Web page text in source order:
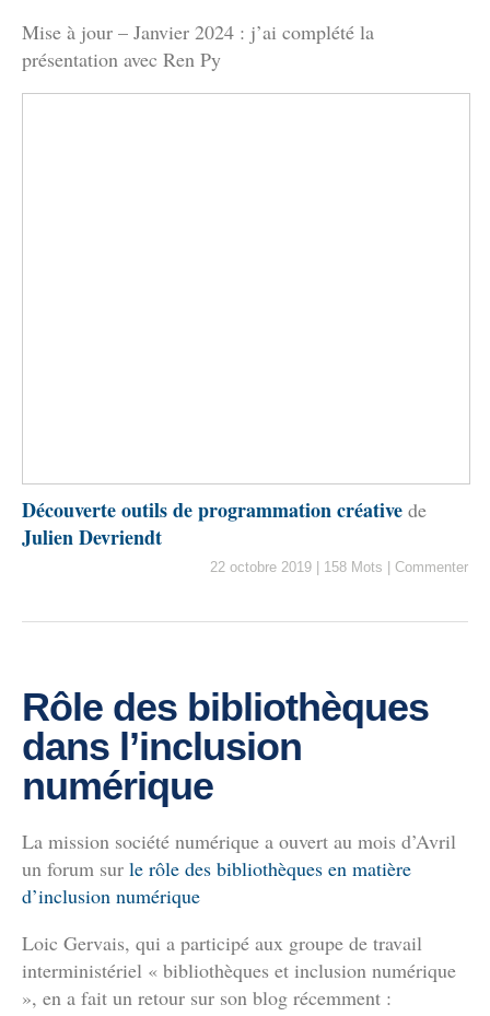
Mise à jour – Janvier 2024 : j’ai complété la
présentation avec Ren Py
Découverte outils de programmation créative de
Julien Devriendt
22 octobre 2019 158 Mots Commenter
Rôle des bibliothèques
dans l’inclusion
numérique
La mission société numérique a ouvert au mois d’Avril
un forum sur le rôle des bibliothèques en matière
d’inclusion numérique
Loic Gervais, qui a participé aux groupe de travail
interministériel « bibliothèques et inclusion numérique
», en a fait un retour sur son blog récemment :